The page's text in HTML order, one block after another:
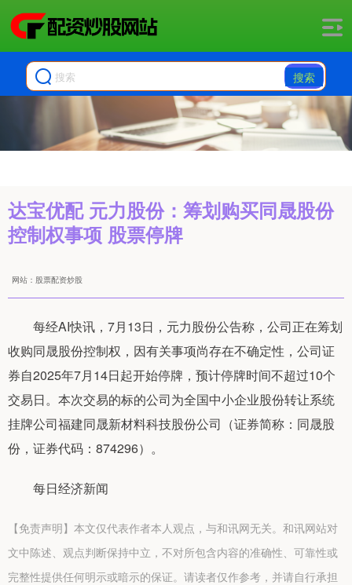
搜索
达宝优配 元力股份：筹划购买同晟股份
控制权事项 股票停牌
网站：股票配资炒股
每经AI快讯，7月13日，元力股份公告称，公司正在筹划
收购同晟股份控制权，因有关事项尚存在不确定性，公司证
券自2025年7月14日起开始停牌，预计停牌时间不超过10个
交易日。本次交易的标的公司为全国中小企业股份转让系统
挂牌公司福建同晟新材料科技股份公司（证券简称：同晟股
份，证券代码：874296）。
每日经济新闻
【免责声明】本文仅代表作者本人观点，与和讯网无关。和讯网站对
文中陈述、观点判断保持中立，不对所包含内容的准确性、可靠性或
完整性提供任何明示或暗示的保证。请读者仅作参考，并请自行承担